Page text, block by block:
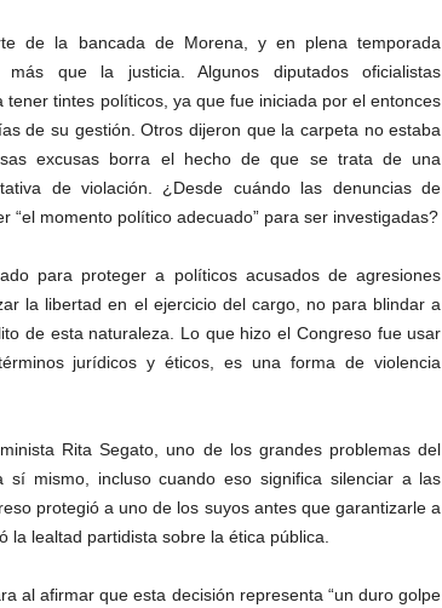
de la bancada de Morena, y en plena temporada
que la justicia. Algunos diputados oficialistas
tintes políticos, ya que fue iniciada por el entonces
de su gestión. Otros dijeron que la carpeta no estaba
excusas borra el hecho de que se trata de una
de violación. ¿Desde cuándo las denuncias de
“el momento político adecuado” para ser investigadas?
para proteger a políticos acusados de agresiones
la libertad en el ejercicio del cargo, no para blindar a
de esta naturaleza. Lo que hizo el Congreso fue usar
jurídicos y éticos, es una forma de violencia
Rita Segato, uno de los grandes problemas del
mismo, incluso cuando eso significa silenciar a las
protegió a uno de los suyos antes que garantizarle a
la lealtad partidista sobre la ética pública.
al afirmar que esta decisión representa “un duro golpe